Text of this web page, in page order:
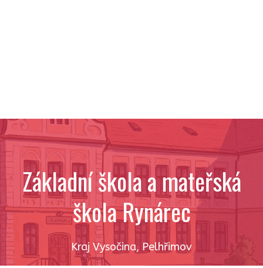
Základní škola a mateřská
škola Rynárec
Kraj Vysočina, Pelhřimov